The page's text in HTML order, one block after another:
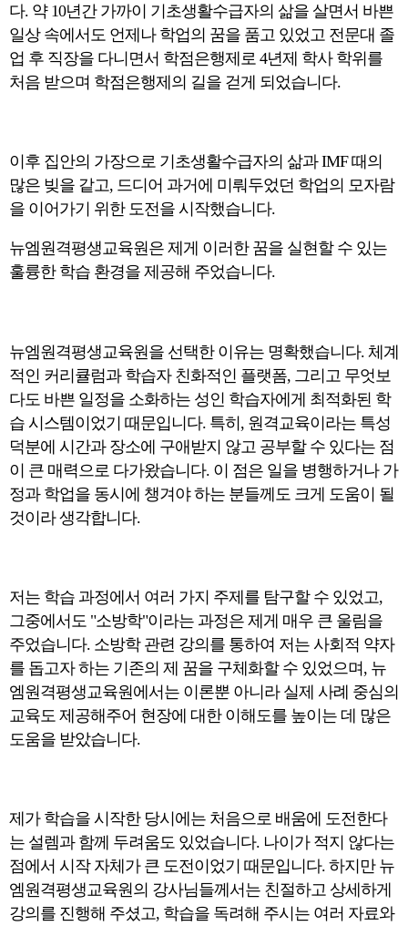
다. 약 10년간 가까이 기초생활수급자의 삶을 살면서 바쁜
일상 속에서도 언제나 학업의 꿈을 품고 있었고 전문대 졸
업 후 직장을 다니면서 학점은행제로 4년제 학사 학위를
처음 받으며 학점은행제의 길을 걷게 되었습니다.
이후 집안의 가장으로 기초생활수급자의 삶과 IMF 때의
많은 빚을 같고, 드디어 과거에 미뤄두었던 학업의 모자람
을 이어가기 위한 도전을 시작했습니다.
뉴엠원격평생교육원은 제게 이러한 꿈을 실현할 수 있는
훌륭한 학습 환경을 제공해 주었습니다.
뉴엠원격평생교육원을 선택한 이유는 명확했습니다. 체계
적인 커리큘럼과 학습자 친화적인 플랫폼, 그리고 무엇보
다도 바쁜 일정을 소화하는 성인 학습자에게 최적화된 학
습 시스템이었기 때문입니다. 특히, 원격교육이라는 특성
덕분에 시간과 장소에 구애받지 않고 공부할 수 있다는 점
이 큰 매력으로 다가왔습니다. 이 점은 일을 병행하거나 가
정과 학업을 동시에 챙겨야 하는 분들께도 크게 도움이 될
것이라 생각합니다.
저는 학습 과정에서 여러 가지 주제를 탐구할 수 있었고,
그중에서도 "소방학"이라는 과정은 제게 매우 큰 울림을
주었습니다. 소방학 관련 강의를 통하여 저는 사회적 약자
를 돕고자 하는 기존의 제 꿈을 구체화할 수 있었으며, 뉴
엠원격평생교육원에서는 이론뿐 아니라 실제 사례 중심의
교육도 제공해주어 현장에 대한 이해도를 높이는 데 많은
도움을 받았습니다.
제가 학습을 시작한 당시에는 처음으로 배움에 도전한다
는 설렘과 함께 두려움도 있었습니다. 나이가 적지 않다는
점에서 시작 자체가 큰 도전이었기 때문입니다. 하지만 뉴
엠원격평생교육원의 강사님들께서는 친절하고 상세하게
강의를 진행해 주셨고, 학습을 독려해 주시는 여러 자료와